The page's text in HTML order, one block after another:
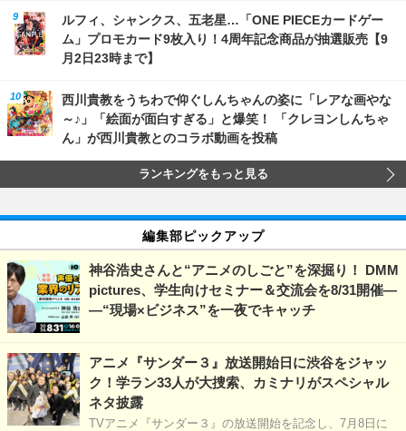
ルフィ、シャンクス、五老星…「ONE PIECEカードゲー
ム」プロモカード9枚入り！4周年記念商品が抽選販売【9
月2日23時まで】
西川貴教をうちわで仰ぐしんちゃんの姿に「レアな画やな
～♪」「絵面が面白すぎる」と爆笑！ 「クレヨンしんちゃ
ん」が西川貴教とのコラボ動画を投稿
ランキングをもっと見る
編集部ピックアップ
神谷浩史さんと“アニメのしごと”を深掘り！ DMM
pictures、学生向けセミナー＆交流会を8/31開催―
―“現場×ビジネス”を一夜でキャッチ
アニメ『サンダー３』放送開始日に渋谷をジャッ
ク！学ラン33人が大捜索、カミナリがスペシャル
ネタ披露
TVアニメ『サンダー３』の放送開始を記念し、7月8日に